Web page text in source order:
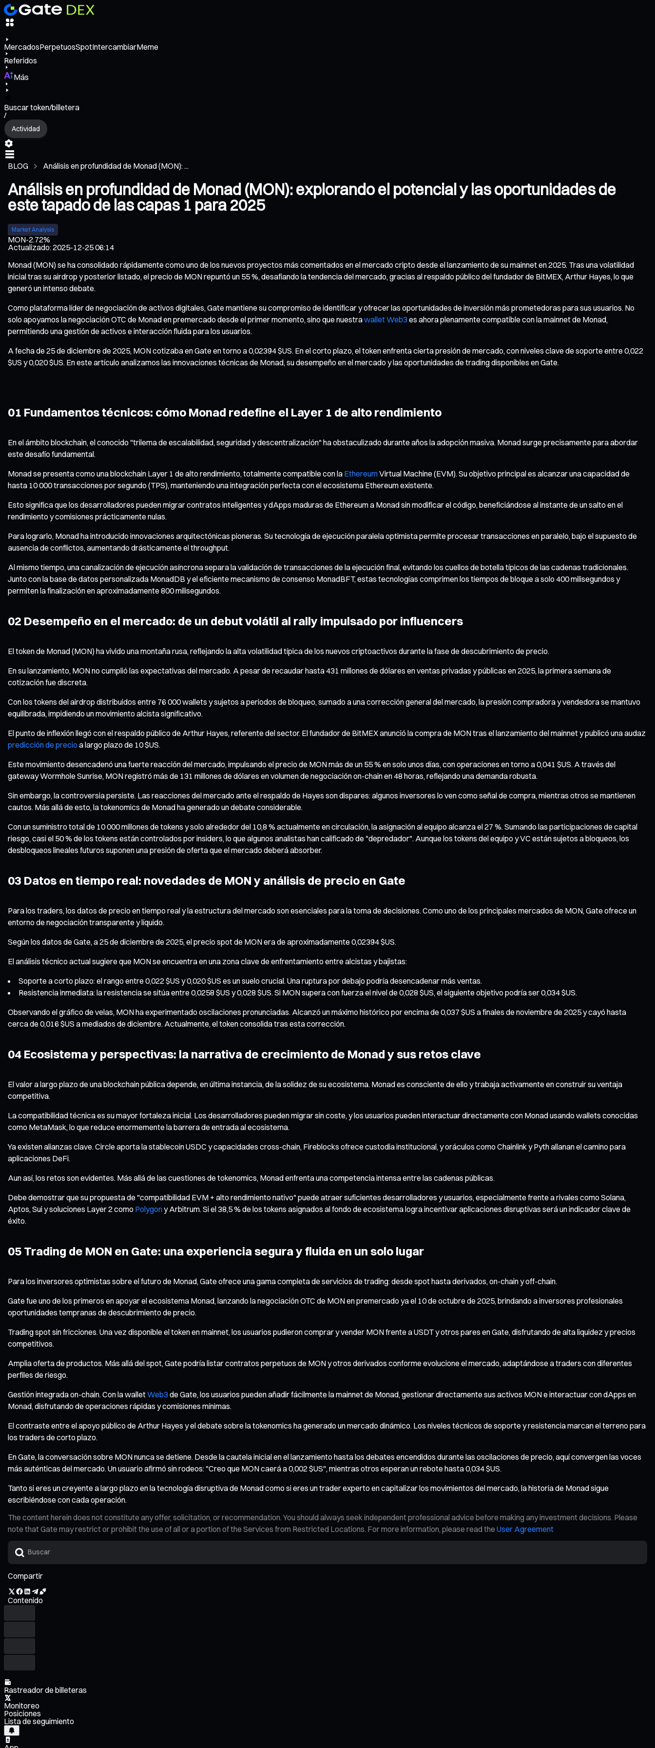
MercadosPerpetuosSpotIntercambiarMeme
Referidos
Más
Buscar token/billetera
/
Actividad
BLOG Análisis en profundidad de Monad (MON): ...
Análisis en profundidad de Monad (MON): explorando el potencial y las oportunidades de
este tapado de las capas 1 para 2025
Market Analysis
MON-2.72%
Actualizado:2025-12-25 06:14
Monad (MON) se ha consolidado rápidamente como uno de los nuevos proyectos más comentados en el mercado cripto desde el lanzamiento de su mainnet en 2025. Tras una volatilidad
inicial tras su airdrop y posterior listado, el precio de MON repuntó un 55 %, desafiando la tendencia del mercado, gracias al respaldo público del fundador de BitMEX, Arthur Hayes, lo que
generó un intenso debate.
Como plataforma líder de negociación de activos digitales, Gate mantiene su compromiso de identificar y ofrecer las oportunidades de inversión más prometedoras para sus usuarios. No
solo apoyamos la negociación OTC de Monad en premercado desde el primer momento, sino que nuestrawallet Web3 es ahora plenamente compatible con la mainnet de Monad,
permitiendo una gestión de activos e interacción fluida para los usuarios.
A fecha de 25 de diciembre de 2025, MON cotizaba en Gate en torno a 0,02394 $US. En el corto plazo, el token enfrenta cierta presión de mercado, con niveles clave de soporte entre 0,022
$US y 0,020 $US. En este artículo analizamos las innovaciones técnicas de Monad, su desempeño en el mercado y las oportunidades de trading disponibles en Gate.
01 Fundamentos técnicos: cómo Monad redefine el Layer 1 de alto rendimiento
En el ámbito blockchain, el conocido "trilema de escalabilidad, seguridad y descentralización" ha obstaculizado durante años la adopción masiva. Monad surge precisamente para abordar
este desafío fundamental.
Monad se presenta como una blockchain Layer 1 de alto rendimiento, totalmente compatible con la EthereumVirtual Machine (EVM). Su objetivo principal es alcanzar una capacidad de
hasta 10 000 transacciones por segundo (TPS), manteniendo una integración perfecta con el ecosistema Ethereum existente.
Esto significa que los desarrolladores pueden migrar contratos inteligentes y dApps maduras de Ethereum a Monad sin modificar el código, beneficiándose al instante de un salto en el
rendimiento y comisiones prácticamente nulas.
Para lograrlo, Monad ha introducido innovaciones arquitectónicas pioneras. Su tecnología de ejecución paralela optimista permite procesar transacciones en paralelo, bajo el supuesto de
ausencia de conflictos, aumentando drásticamente el throughput.
Al mismo tiempo, una canalización de ejecución asíncrona separa la validación de transacciones de la ejecución final, evitando los cuellos de botella típicos de las cadenas tradicionales.
Junto con la base de datos personalizada MonadDB y el eficiente mecanismo de consenso MonadBFT, estas tecnologías comprimen los tiempos de bloque a solo 400 milisegundos y
permiten la finalización en aproximadamente 800 milisegundos.
02 Desempeño en el mercado: de un debut volátil al rally impulsado por influencers
El token de Monad (MON) ha vivido una montaña rusa, reflejando la alta volatilidad típica de los nuevos criptoactivos durante la fase de descubrimiento de precio.
En su lanzamiento, MON no cumplió las expectativas del mercado. A pesar de recaudar hasta 431 millones de dólares en ventas privadas y públicas en 2025, la primera semana de
cotización fue discreta.
Con los tokens del airdrop distribuidos entre 76 000 wallets y sujetos a periodos de bloqueo, sumado a una corrección general del mercado, la presión compradora y vendedora se mantuvo
equilibrada, impidiendo un movimiento alcista significativo.
El punto de inflexión llegó con el respaldo público de Arthur Hayes, referente del sector. El fundador de BitMEX anunció la compra de MON tras el lanzamiento del mainnet y publicó una audaz
predicción de precioa largo plazo de 10 $US.
Este movimiento desencadenó una fuerte reacción del mercado, impulsando el precio de MON más de un 55 % en solo unos días, con operaciones en torno a 0,041 $US. A través del
gateway Wormhole Sunrise, MON registró más de 131 millones de dólares en volumen de negociación on-chain en 48 horas, reflejando una demanda robusta.
Sin embargo, la controversia persiste. Las reacciones del mercado ante el respaldo de Hayes son dispares: algunos inversores lo ven como señal de compra, mientras otros se mantienen
cautos. Más allá de esto, la tokenomics de Monad ha generado un debate considerable.
Con un suministro total de 10 000 millones de tokens y solo alrededor del 10,8 % actualmente en circulación, la asignación al equipo alcanza el 27 %. Sumando las participaciones de capital
riesgo, casi el 50 % de los tokens están controlados por insiders, lo que algunos analistas han calificado de "depredador". Aunque los tokens del equipo y VC están sujetos a bloqueos, los
desbloqueos lineales futuros suponen una presión de oferta que el mercado deberá absorber.
03 Datos en tiempo real: novedades de MON y análisis de precio en Gate
Para los traders, los datos de precio en tiempo real y la estructura del mercado son esenciales para la toma de decisiones. Como uno de los principales mercados de MON, Gate ofrece un
entorno de negociación transparente y líquido.
Según los datos de Gate, a 25 de diciembre de 2025, el precio spot de MON era de aproximadamente 0,02394 $US.
El análisis técnico actual sugiere que MON se encuentra en una zona clave de enfrentamiento entre alcistas y bajistas:
Soporte a corto plazo: el rango entre 0,022 $US y 0,020 $US es un suelo crucial. Una ruptura por debajo podría desencadenar más ventas.
Resistencia inmediata: la resistencia se sitúa entre 0,0258 $US y 0,028 $US. Si MON supera con fuerza el nivel de 0,028 $US, el siguiente objetivo podría ser 0,034 $US.
Observando el gráfico de velas, MON ha experimentado oscilaciones pronunciadas. Alcanzó un máximo histórico por encima de 0,037 $US a finales de noviembre de 2025 y cayó hasta
cerca de 0,016 $US a mediados de diciembre. Actualmente, el token consolida tras esta corrección.
04 Ecosistema y perspectivas: la narrativa de crecimiento de Monad y sus retos clave
El valor a largo plazo de una blockchain pública depende, en última instancia, de la solidez de su ecosistema. Monad es consciente de ello y trabaja activamente en construir su ventaja
competitiva.
La compatibilidad técnica es su mayor fortaleza inicial. Los desarrolladores pueden migrar sin coste, y los usuarios pueden interactuar directamente con Monad usando wallets conocidas
como MetaMask, lo que reduce enormemente la barrera de entrada al ecosistema.
Ya existen alianzas clave. Circle aporta la stablecoin USDC y capacidades cross-chain, Fireblocks ofrece custodia institucional, y oráculos como Chainlink y Pyth allanan el camino para
aplicaciones DeFi.
Aun así, los retos son evidentes. Más allá de las cuestiones de tokenomics, Monad enfrenta una competencia intensa entre las cadenas públicas.
Debe demostrar que su propuesta de "compatibilidad EVM + alto rendimiento nativo" puede atraer suficientes desarrolladores y usuarios, especialmente frente a rivales como Solana,
Aptos, Sui y soluciones Layer 2 como Polygony Arbitrum. Si el 38,5 % de los tokens asignados al fondo de ecosistema logra incentivar aplicaciones disruptivas será un indicador clave de
éxito.
05 Trading de MON en Gate: una experiencia segura y fluida en un solo lugar
Para los inversores optimistas sobre el futuro de Monad, Gate ofrece una gama completa de servicios de trading: desde spot hasta derivados, on-chain y off-chain.
Gate fue uno de los primeros en apoyar el ecosistema Monad, lanzando la negociación OTC de MON en premercado ya el 10 de octubre de 2025, brindando a inversores profesionales
oportunidades tempranas de descubrimiento de precio.
Trading spot sin fricciones. Una vez disponible el token en mainnet, los usuarios pudieron comprar y vender MON frente a USDT y otros pares en Gate, disfrutando de alta liquidez y precios
competitivos.
Amplia oferta de productos. Más allá del spot, Gate podría listar contratos perpetuos de MON y otros derivados conforme evolucione el mercado, adaptándose a traders con diferentes
perfiles de riesgo.
Gestión integrada on-chain. Con la walletWeb3 de Gate, los usuarios pueden añadir fácilmente la mainnet de Monad, gestionar directamente sus activos MON e interactuar con dApps en
Monad, disfrutando de operaciones rápidas y comisiones mínimas.
El contraste entre el apoyo público de Arthur Hayes y el debate sobre la tokenomics ha generado un mercado dinámico. Los niveles técnicos de soporte y resistencia marcan el terreno para
los traders de corto plazo.
En Gate, la conversación sobre MON nunca se detiene. Desde la cautela inicial en el lanzamiento hasta los debates encendidos durante las oscilaciones de precio, aquí convergen las voces
más auténticas del mercado. Un usuario afirmó sin rodeos: "Creo que MON caerá a 0,002 $US", mientras otros esperan un rebote hasta 0,034 $US.
Tanto si eres un creyente a largo plazo en la tecnología disruptiva de Monad como si eres un trader experto en capitalizar los movimientos del mercado, la historia de Monad sigue
escribiéndose con cada operación.
The content herein does not constitute any offer, solicitation, or recommendation. You should always seek independent professional advice before making any investment decisions. Please
note that Gate may restrict or prohibit the use of all or a portion of the Services from Restricted Locations. For more information, please read the User Agreement
Compartir
Contenido
Rastreador de billeteras
Monitoreo
Posiciones
Lista de seguimiento